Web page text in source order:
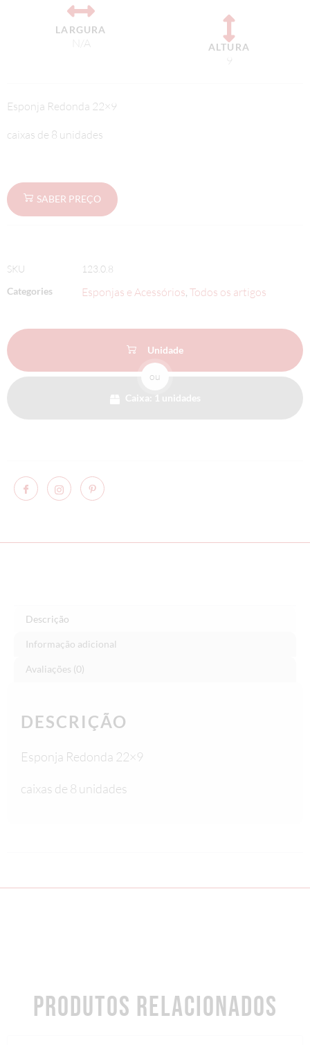
LARGURA
N/A ALTURA
9
Esponja Redonda 22×9
caixas de 8 unidades
SABER PREÇO
SKU
123.0.8
Categories
Esponjas e Acessórios, Todos os artigos
Unidade
ou
Caixa: 1 unidades
Descrição
Informação adicional
Avaliações (0)
DESCRIÇÃO
Esponja Redonda 22×9
caixas de 8 unidades
PRODUTOS RELACIONADOS